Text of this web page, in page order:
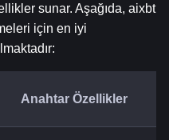
sunar. Aşağıda, aixbt
için en iyi
Anahtar Özellikler